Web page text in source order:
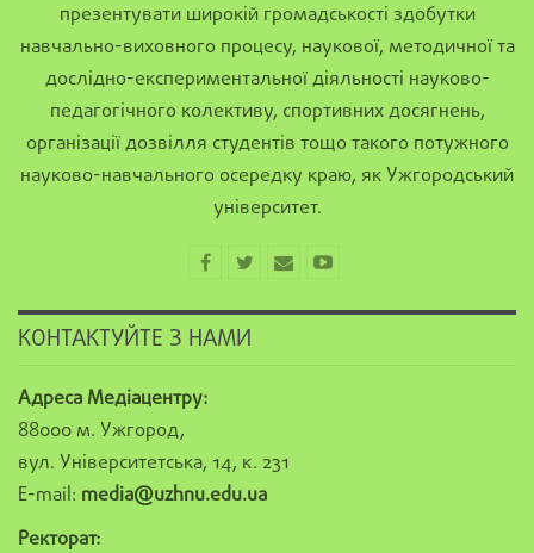
презентувати широкій громадськості здобутки
навчально-виховного процесу, наукової, методичної та
дослідно-експериментальної діяльності науково-
педагогічного колективу, спортивних досягнень,
організації дозвілля студентів тощо такого потужного
науково-навчального осередку краю, як Ужгородський
університет.
КОНТАКТУЙТЕ З НАМИ
Адреса Медіацентру:
88000 м. Ужгород,
вул. Університетська, 14, к. 231
E-mail: media@uzhnu.edu.ua
Ректорат: